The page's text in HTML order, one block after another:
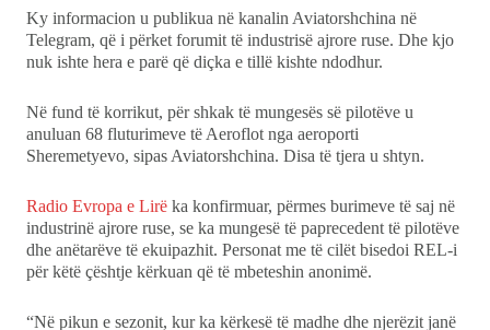
DuVideo
Ky informacion u publikua në kanalin Aviatorshchina në
Telegram, që i përket forumit të industrisë ajrore ruse. Dhe kjo
nuk ishte hera e parë që diçka e tillë kishte ndodhur.
Në fund të korrikut, për shkak të mungesës së pilotëve u
anuluan 68 fluturimeve të Aeroflot nga aeroporti
Sheremetyevo, sipas Aviatorshchina. Disa të tjera u shtyn.
Radio Evropa e Lirë ka konfirmuar, përmes burimeve të saj në
industrinë ajrore ruse, se ka mungesë të paprecedent të pilotëve
dhe anëtarëve të ekuipazhit. Personat me të cilët bisedoi REL-i
për këtë çështje kërkuan që të mbeteshin anonimë.
“Në pikun e sezonit, kur ka kërkesë të madhe dhe njerëzit janë